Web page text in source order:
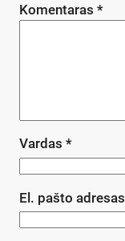
Komentaras *
Vardas *
El. pašto adresas